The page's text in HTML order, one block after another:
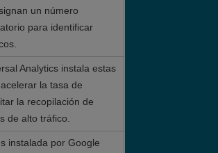
un número
para identificar
Analytics instala estas
la tasa de
la recopilación de
de alto tráfico.
instalada por Google